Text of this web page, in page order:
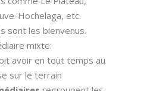
Hochelaga, etc.
sont les bienvenus.
mixte:
avoir en tout temps au
sur le terrain